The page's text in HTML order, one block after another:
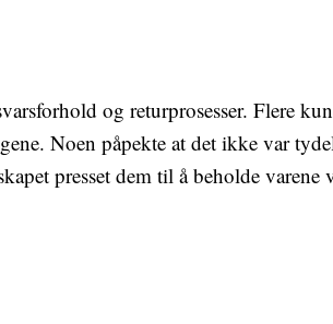
og returprosesser. Flere
Noen påpekte at det ikke var
presset dem til å beholde varene